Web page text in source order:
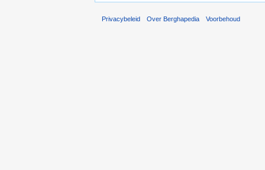
Privacybeleid Over Berghapedia Voorbehoud